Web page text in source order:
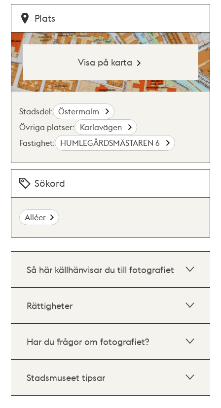
Plats
Visa på karta
Stadsdel: Östermalm
Övriga platser: Karlavägen
Fastighet: HUMLEGÅRDSMÄSTAREN 6
Sökord
Alléer
Så här källhänvisar du till fotografiet
Rättigheter
Har du frågor om fotografiet?
Stadsmuseet tipsar